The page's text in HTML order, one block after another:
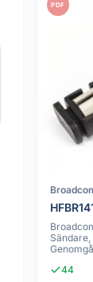
PDF
44